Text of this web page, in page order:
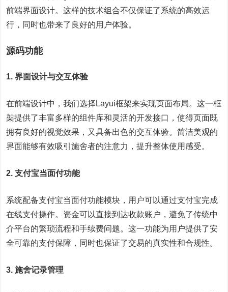
前端界面设计。这样的技术组合不仅保证了系统的高效运
行，同时也带来了良好的用户体验。
源码功能
1. 界面设计与交互体验
在前端设计中，我们选择Layui框架来实现页面布局。这一框
架提供了丰富多样的组件库和灵活的开发接口，使得页面既
拥有良好的视觉效果，又具备出色的交互体验。简洁美观的
界面能够有效吸引施舍者的注意力，提升整体使用感受。
2. 支付宝当面付功能
系统配备支付宝当面付功能模块，用户可以通过支付宝完成
在线支付操作。资金可以直接到达收款账户，避免了传统中
介平台的繁琐流程和手续费问题。这一功能为用户提供了安
全可靠的支付保障，同时也保证了交易的真实性和合规性。
3. 施舍记录管理